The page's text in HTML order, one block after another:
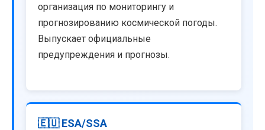
организация по мониторингу и
прогнозированию космической погоды.
Выпускает официальные
предупреждения и прогнозы.
🇪🇺 ESA/SSA